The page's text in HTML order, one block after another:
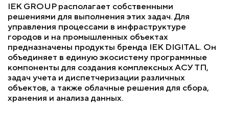
IEK GROUP располагает собственными
решениями для выполнения этих задач. Для
управления процессами в инфраструктуре
городов и на промышленных объектах
предназначены продукты бренда IEK DIGITAL. Он
объединяет в единую экосистему программные
компоненты для создания комплексных АСУ ТП,
задач учета и диспетчеризации различных
объектов, а также облачные решения для сбора,
хранения и анализа данных.